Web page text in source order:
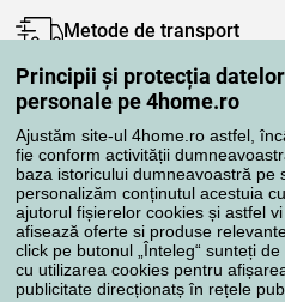
Principii și protecția datelor
personale pe 4home.ro
Ajustăm site-ul 4home.ro astfel,
fie conform activității
baza istoricului dumneavoastră pe
personalizăm conținutul acestuia cu
ajutorul fișierelor cookies și astfel
afisează oferte si produse
click pe butonul „Înteleg“ sunteți de
cu utilizarea cookies pentru
publicitate direcționatș în rețele
Metode de transport
Metode de plată
Magazin de încredere